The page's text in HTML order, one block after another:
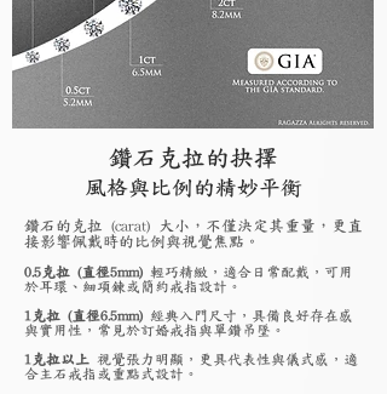
鑽石克拉的抉擇
風格與比例的精妙平衡
鑽石的克拉 (carat) 大小，不僅決定其重量，更直
接影響佩戴時的比例與視覺焦點。
0.5克拉 (直徑5mm) 輕巧精緻，適合日常配戴，可用
於耳環、細項鍊或簡約戒指設計。
1克拉 (直徑6.5mm) 經典入門尺寸，具備良好存在感
與實用性，常見於訂婚戒指與單鑽吊墜。
1克拉以上 視覺張力明顯，更具代表性與儀式感，適
合主石戒指或重點式設計。